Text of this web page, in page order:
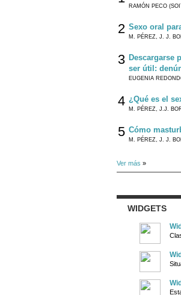
RAMÓN PECO
2 Sexo oral
M. PÉREZ, J. J.
3 Descargarse
ser útil:
EUGENIA
4 ¿Qué es el
M. PÉREZ, J.J.
5 Cómo
M. PÉREZ, J. J.
Ver más »
WIDGETS